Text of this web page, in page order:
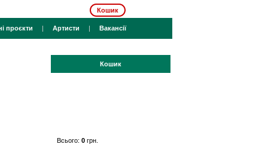
Кошик
проєкти | Артисти | Вакансії
Кошик
Всього: 0 грн.